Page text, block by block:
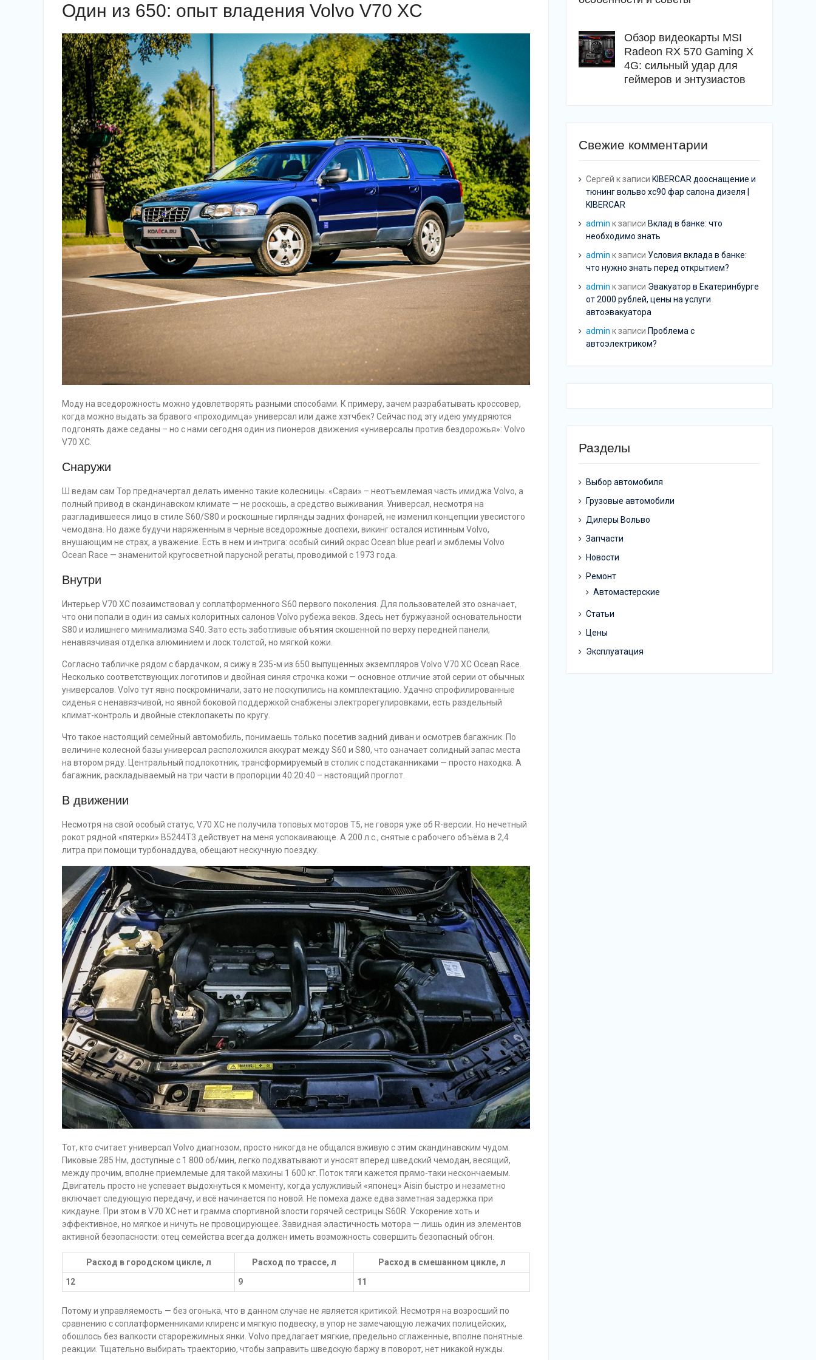
Один из 650: опыт владения Volvo V70 XC
Моду на вседорожность можно удовлетворять разными способами. К примеру, зачем разрабатывать кроссовер,
когда можно выдать за бравого «проходимца» универсал или даже хэтчбек? Сейчас под эту идею умудряются
подгонять даже седаны – но с нами сегодня один из пионеров движения «универсалы против бездорожья»: Volvo
V70 XC.
Снаружи
Ш ведам сам Тор предначертал делать именно такие колесницы. «Сараи» – неотъемлемая часть имиджа Volvo, а
полный привод в скандинавском климате — не роскошь, а средство выживания. Универсал, несмотря на
разгладившееся лицо в стиле S60/S80 и роскошные гирлянды задних фонарей, не изменил концепции увесистого
чемодана. Но даже будучи наряженным в черные вседорожные доспехи, викинг остался истинным Volvo,
внушающим не страх, а уважение. Есть в нем и интрига: особый синий окрас Ocean blue pearl и эмблемы Volvo
Ocean Race — знаменитой кругосветной парусной регаты, проводимой с 1973 года.
Внутри
Интерьер V70 XC позаимствовал у соплатформенного S60 первого поколения. Для пользователей это означает,
что они попали в один из самых колоритных салонов Volvo рубежа веков. Здесь нет буржуазной основательности
S80 и излишнего минимализма S40. Зато есть заботливые объятия скошенной по верху передней панели,
ненавязчивая отделка алюминием и лоск толстой, но мягкой кожи.
Согласно табличке рядом с бардачком, я сижу в 235-м из 650 выпущенных экземпляров Volvo V70 XC Ocean Race.
Несколько соответствующих логотипов и двойная синяя строчка кожи — основное отличие этой серии от обычных
универсалов. Volvo тут явно поскромничали, зато не поскупились на комплектацию. Удачно спрофилированные
сиденья с ненавязчивой, но явной боковой поддержкой снабжены электрорегулировками, есть раздельный
климат-контроль и двойные стеклопакеты по кругу.
Что такое настоящий семейный автомобиль, понимаешь только посетив задний диван и осмотрев багажник. По
величине колесной базы универсал расположился аккурат между S60 и S80, что означает солидный запас места
на втором ряду. Центральный подлокотник, трансформируемый в столик с подстаканниками — просто находка. А
багажник, раскладываемый на три части в пропорции 40:20:40 – настоящий проглот.
В движении
Несмотря на свой особый статус, V70 XC не получила топовых моторов Т5, не говоря уже об R-версии. Но нечетный
рокот рядной «пятерки» B5244T3 действует на меня успокаивающе. А 200 л.с., снятые с рабочего объёма в 2,4
литра при помощи турбонаддува, обещают нескучную поездку.
Тот, кто считает универсал Volvo диагнозом, просто никогда не общался вживую с этим скандинавским чудом.
Пиковые 285 Нм, доступные с 1 800 об/мин, легко подхватывают и уносят вперед шведский чемодан, весящий,
между прочим, вполне приемлемые для такой махины 1 600 кг. Поток тяги кажется прямо-таки нескончаемым.
Двигатель просто не успевает выдохнуться к моменту, когда услужливый «японец» Aisin быстро и незаметно
включает следующую передачу, и всё начинается по новой. Не помеха даже едва заметная задержка при
кикдауне. При этом в V70 XC нет и грамма спортивной злости горячей сестрицы S60R. Ускорение хоть и
эффективное, но мягкое и ничуть не провоцирующее. Завидная эластичность мотора — лишь один из элементов
активной безопасности: отец семейства всегда должен иметь возможность совершить безопасный обгон.
Расход в городском цикле, л Расход по трассе, л
Расход в смешанном цикле, л
12
9 11
Потому и управляемость — без огонька, что в данном случае не является критикой. Несмотря на возросший по
сравнению с соплатформенниками клиренс и мягкую подвеску, в упор не замечающую лежачих полицейских,
обошлось без валкости старорежимных янки. Volvo предлагает мягкие, предельно сглаженные, вполне понятные
реакции. Тщательно выбирать траекторию, чтобы заправить шведскую баржу в поворот, нет никакой нужды.
Обзор видеокарты MSI
Radeon RX 570 Gaming X
4G: сильный удар для
геймеров и энтузиастов
Свежие комментарии
Сергей к записи KIBERCAR дооснащение и
тюнинг вольво хс90 фар салона дизеля |
KIBERCAR
admin к записи Вклад в банке: что
необходимо знать
admin к записи Условия вклада в банке:
что нужно знать перед открытием?
admin к записи Эвакуатор в Екатеринбурге
от 2000 рублей, цены на услуги
автоэвакуатора
admin к записи Проблема с
автоэлектриком?
Разделы
Выбор автомобиля
Грузовые автомобили
Дилеры Вольво
Запчасти
Новости
Ремонт
Автомастерские
Статьи
Цены
Эксплуатация